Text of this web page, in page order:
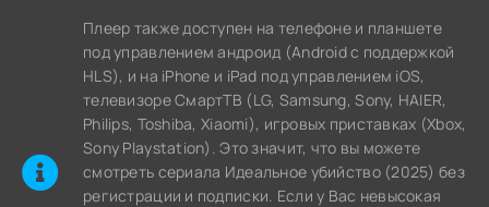
Плеер также доступен на телефоне и планшете
под управлением андроид (Android с поддержкой
HLS), и на iPhone и iPad под управлением iOS,
телевизоре СмартТВ (LG, Samsung, Sony, HAIER,
Philips, Toshiba, Xiaomi), игровых приставках (Xbox,
Sony Playstation). Это значит, что вы можете
cмотреть сериала Идеальное убийство (2025) без
регистрации и подписки. Если у Вас невысокая